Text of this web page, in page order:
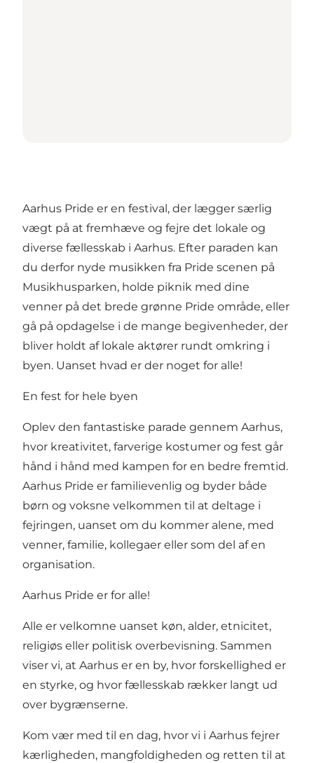
Aarhus Pride er en festival, der lægger særlig
vægt på at fremhæve og fejre det lokale og
diverse fællesskab i Aarhus. Efter paraden kan
du derfor nyde musikken fra Pride scenen på
Musikhusparken, holde piknik med dine
venner på det brede grønne Pride område, eller
gå på opdagelse i de mange begivenheder, der
bliver holdt af lokale aktører rundt omkring i
byen. Uanset hvad er der noget for alle!
En fest for hele byen
Oplev den fantastiske parade gennem Aarhus,
hvor kreativitet, farverige kostumer og fest går
hånd i hånd med kampen for en bedre fremtid.
Aarhus Pride er familievenlig og byder både
børn og voksne velkommen til at deltage i
fejringen, uanset om du kommer alene, med
venner, familie, kollegaer eller som del af en
organisation.
Aarhus Pride er for alle!
Alle er velkomne uanset køn, alder, etnicitet,
religiøs eller politisk overbevisning. Sammen
viser vi, at Aarhus er en by, hvor forskellighed er
en styrke, og hvor fællesskab rækker langt ud
over bygrænserne.
Kom vær med til en dag, hvor vi i Aarhus fejrer
kærligheden, mangfoldigheden og retten til at